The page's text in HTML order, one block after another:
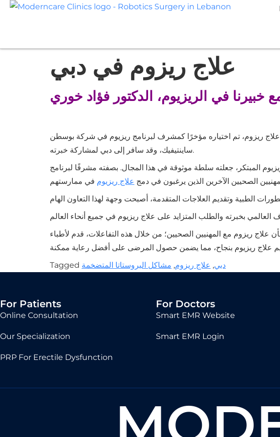
علاج ريزوم في دبي
في الريزيوم، الدكتور فؤاد خوري
علاج ريزوم، تم اختياره مؤخرًا كمشرف لبرنامج ريزيوم في شركة بوسطن
ساينتيفيك، وقد سافر إلى دبي لمشاركة خبرته.
المبتكر، جعلته سلطة موثوقة في هذا المجال. بصفته مشرفًا لبرنامج
الصحيين الآخرين الذين يرغبون في دمج علاج ريزيوم
علاج ريزوم مع المهنيين الصحيين؛ من خلال هذه التفاعلات، قدم لأطباء
Tagged
دبي, علاج ريزوم, مشاكل البروستاتا المتضخمة
For Patients
Online Consultation
Our Specialization
PRP For Erectile Dysfunction
For Doctors
Smart EMR Website
Smart EMR Login